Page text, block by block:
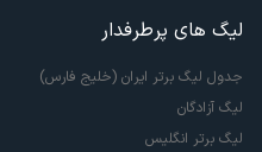
لیگ های پرطرفدار
جدول لیگ برتر ایران (خلیج فارس)
لیگ آزادگان
لیگ برتر انگلیس